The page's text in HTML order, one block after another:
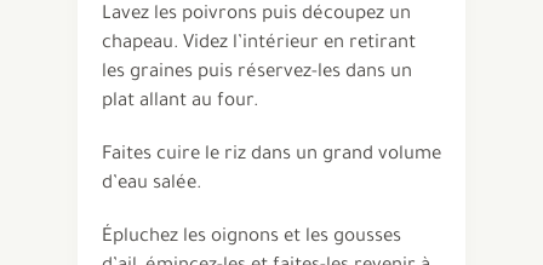
Lavez les poivrons puis découpez un
chapeau. Videz l’intérieur en retirant
les graines puis réservez-les dans un
plat allant au four.
Faites cuire le riz dans un grand volume
d’eau salée.
Épluchez les oignons et les gousses